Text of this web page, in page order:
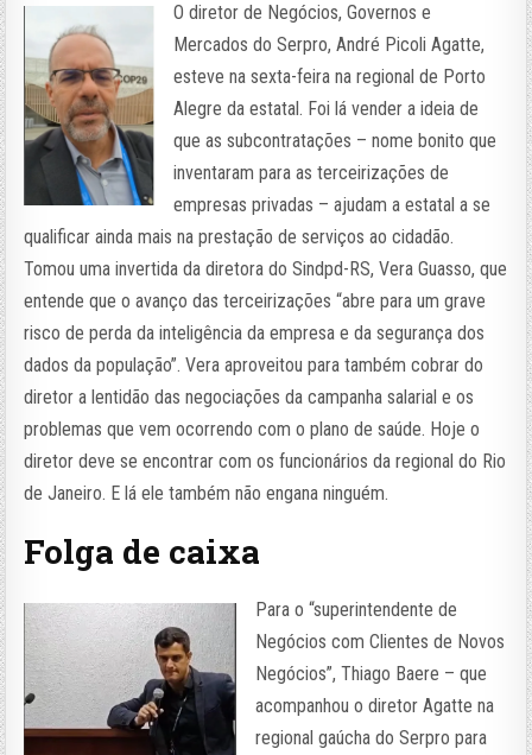
O diretor de Negócios, Governos e
Mercados do Serpro, André Picoli Agatte,
esteve na sexta-feira na regional de Porto
Alegre da estatal. Foi lá vender a ideia de
que as subcontratações – nome bonito que
inventaram para as terceirizações de
empresas privadas – ajudam a estatal a se
qualificar ainda mais na prestação de serviços ao cidadão.
Tomou uma invertida da diretora do Sindpd-RS, Vera Guasso, que
entende que o avanço das terceirizações “abre para um grave
risco de perda da inteligência da empresa e da segurança dos
dados da população”. Vera aproveitou para também cobrar do
diretor a lentidão das negociações da campanha salarial e os
problemas que vem ocorrendo com o plano de saúde. Hoje o
diretor deve se encontrar com os funcionários da regional do Rio
de Janeiro. E lá ele também não engana ninguém.
Folga de caixa
Para o “superintendente de
Negócios com Clientes de Novos
Negócios”, Thiago Baere – que
acompanhou o diretor Agatte na
regional gaúcha do Serpro para